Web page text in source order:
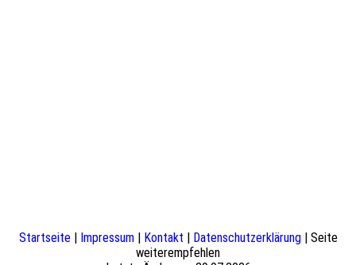
Startseite| Impressum| Kontakt | Datenschutzerklärung| Seite
weiterempfehlen